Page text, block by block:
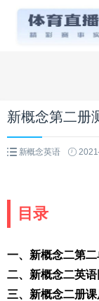
新概念第二册
新概念英语
目录
一、新概念二第
二、新概念二英
三、新概念二册